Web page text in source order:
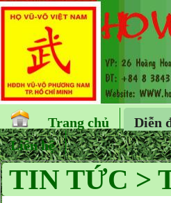
Trang chủ Diễn
Liên hệ
TIN TỨC >